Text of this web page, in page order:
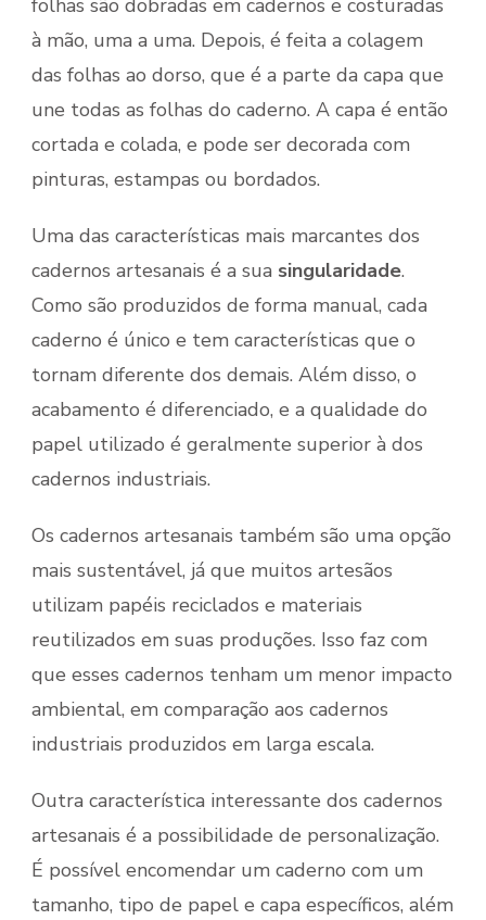
folhas são dobradas em cadernos e costuradas
à mão, uma a uma. Depois, é feita a colagem
das folhas ao dorso, que é a parte da capa que
une todas as folhas do caderno. A capa é então
cortada e colada, e pode ser decorada com
pinturas, estampas ou bordados.
Uma das características mais marcantes dos
cadernos artesanais é a sua singularidade.
Como são produzidos de forma manual, cada
caderno é único e tem características que o
tornam diferente dos demais. Além disso, o
acabamento é diferenciado, e a qualidade do
papel utilizado é geralmente superior à dos
cadernos industriais.
Os cadernos artesanais também são uma opção
mais sustentável, já que muitos artesãos
utilizam papéis reciclados e materiais
reutilizados em suas produções. Isso faz com
que esses cadernos tenham um menor impacto
ambiental, em comparação aos cadernos
industriais produzidos em larga escala.
Outra característica interessante dos cadernos
artesanais é a possibilidade de personalização.
É possível encomendar um caderno com um
tamanho, tipo de papel e capa específicos, além